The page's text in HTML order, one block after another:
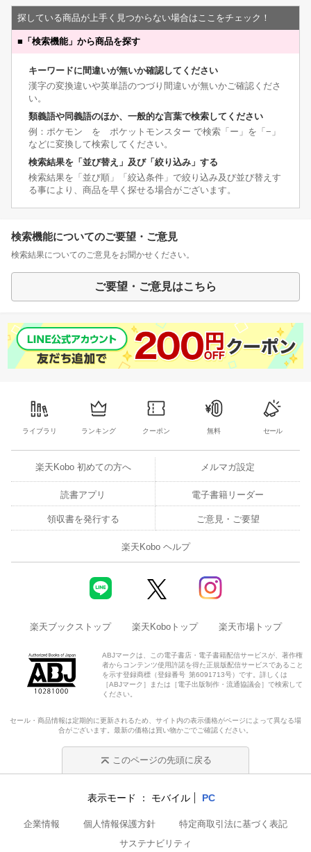
探している商品が上手く見つからない場合はここをチェック！
■ 「検索機能」から商品を探す
キーワードに間違いが無いか確認してください
漢字の変換違いや英単語のつづり間違いが無いかご確認くださ
い。
類義語や同義語のほか、一般的な言葉で検索してください
例：ポケモン を ポケットモンスター で検索「ー」を「−」
などに変換して検索してください。
検索結果を「並び替え」及び「絞り込み」する
検索結果を「並び順」「絞込条件」で絞り込み及び並び替えす
る事により、商品を早く探せる場合がございます。
検索機能についてのご要望・ご意見
検索結果についてのご意見をお聞かせください。
ご要望・ご意見はこちら
ライブラリ ランキング クーポン 無料 セール
楽天Kobo 初めての方へ メルマガ設定
読書アプリ 電子書籍リーダー
領収書を発行する ご意見・ご要望
楽天Kobo ヘルプ
楽天ブックストップ 楽天Koboトップ 楽天市場トップ
ABJマークは、この電子書店・電子書籍配信サービスが、著作権
者からコンテンツ使用許諾を得た正規版配信サービスであること
を示す登録商標（登録番号 第6091713号）です。詳しくは
［ABJマーク］または［電子出版制作・流通協議会］で検索して
ください。
セール・商品情報は定期的に更新されるため、サイト内の表示価格がページによって異なる場
合がございます。最新の価格は買い物かごでご確認ください。
このページの先頭に戻る
表示モード モバイル PC
企業情報 個人情報保護方針
特定商取引法に基づく表記
サステナビリティ